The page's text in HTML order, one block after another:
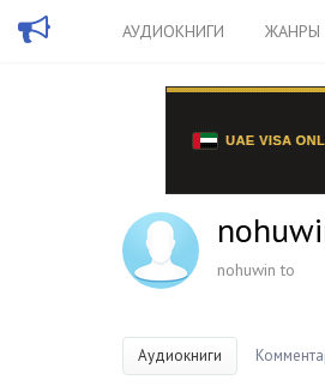
АУДИОКНИГИ ЖАНРЫ
nohuwin to
Аудиокниги